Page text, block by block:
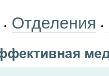
• Отделения •